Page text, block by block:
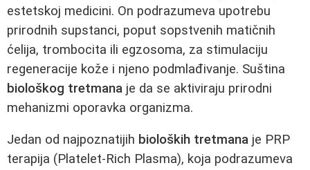
estetskoj medicini. On podrazumeva upotrebu
prirodnih supstanci, poput sopstvenih matičnih
ćelija, trombocita ili egzosoma, za stimulaciju
regeneracije kože i njeno podmlađivanje. Suština
biološkog tretmana je da se aktiviraju prirodni
mehanizmi oporavka organizma.
Jedan od najpoznatijih bioloških tretmana je PRP
terapija (Platelet-Rich Plasma), koja podrazumeva